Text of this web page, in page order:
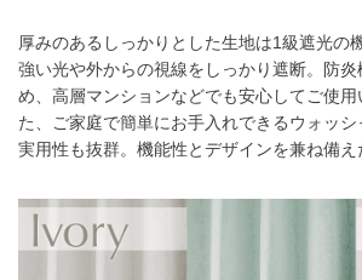
厚みのあるしっかりとした生地は1級遮光の
強い光や外からの視線をしっかり遮断。防炎
め、高層マンションなどでも安心してご使用
た、ご家庭で簡単にお手入れできるウォッシ
実用性も抜群。機能性とデザインを兼ね備え